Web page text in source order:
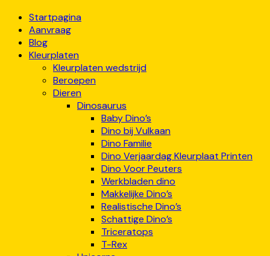
Startpagina
Aanvraag
Blog
Kleurplaten
Kleurplaten wedstrijd
Beroepen
Dieren
Dinosaurus
Baby Dino’s
Dino bij Vulkaan
Dino Familie
Dino Verjaardag Kleurplaat Printen
Dino Voor Peuters
Werkbladen dino
Makkelijke Dino’s
Realistische Dino’s
Schattige Dino’s
Triceratops
T-Rex